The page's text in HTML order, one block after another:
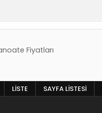
Fiyatları
LISTE SAYFA LISTESI